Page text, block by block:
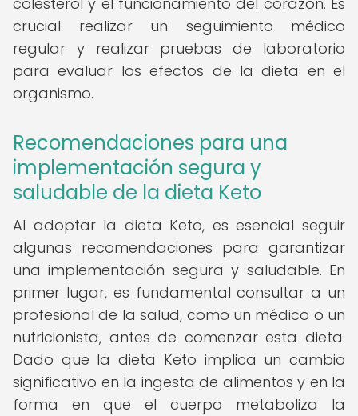
crucial realizar un seguimiento médico
regular y realizar pruebas de laboratorio
para evaluar los efectos de la dieta en el
organismo.
Recomendaciones para una
implementación segura y
saludable de la dieta Keto
Al adoptar la dieta Keto, es esencial seguir
algunas recomendaciones para garantizar
una implementación segura y saludable. En
primer lugar, es fundamental consultar a un
profesional de la salud, como un médico o un
nutricionista, antes de comenzar esta dieta.
Dado que la dieta Keto implica un cambio
significativo en la ingesta de alimentos y en la
forma en que el cuerpo metaboliza la